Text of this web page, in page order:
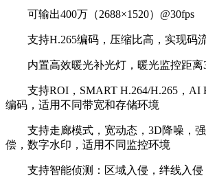
可输出400万（2688×1520）@30fps
支持H.265编码，压缩比高，实现码
内置高效暖光补光灯，暖光监控距离
支持ROI，SMART H.264/H.265，AI
编码，适用不同带宽和存储环境
支持走廊模式，宽动态，3D降噪，强
偿，数字水印，适用不同监控环境
支持智能侦测：区域入侵，绊线入侵